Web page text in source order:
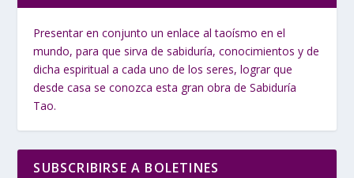
Presentar en conjunto un enlace al taoísmo en el
mundo, para que sirva de sabiduría, conocimientos y de
dicha espiritual a cada uno de los seres, lograr que
desde casa se conozca esta gran obra de Sabiduría
Tao.
SUBSCRIBIRSE A BOLETINES